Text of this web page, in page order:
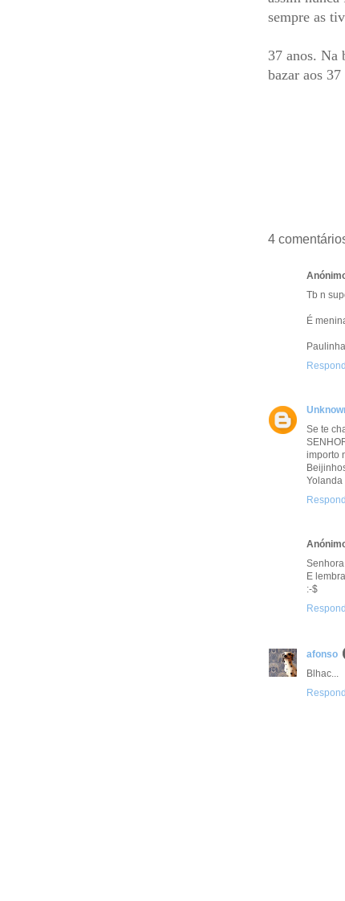
sempre as
37 anos. Na
bazar aos
4
Tb n
É
Paulinha
Se te
importo
Yolanda
E
:-$
afonso
Blhac...